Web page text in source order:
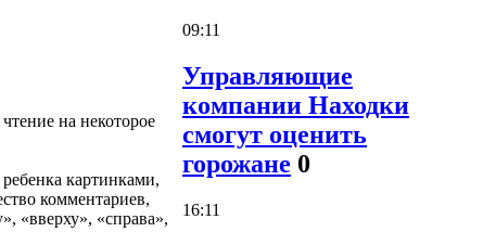
на некоторое
картинками,
комментариев,
«вверху», «справа»,
09:11
Управляющие
компании Находки
смогут оценить
горожане 0
16:11